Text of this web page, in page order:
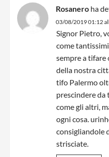
Rosanero ha
03/08/2019 01:12
Signor Pietro,
come
sempre a tifare
della nostra
tifo Palermo
prescindere da
come gli altri,
ogni cosa.
consigliandole
strisciate.